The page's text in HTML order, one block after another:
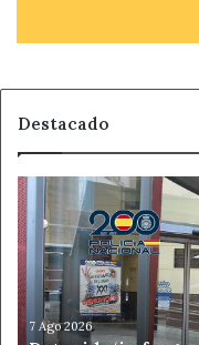
Destacado
Detenida
‘in
fraganti’
en
León
cuando
intentaba
7 Ago 2026